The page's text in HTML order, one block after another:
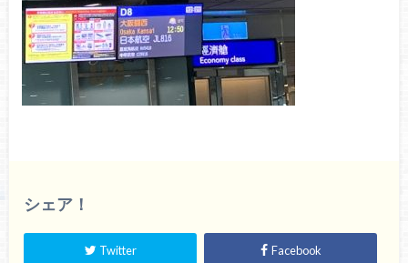
シェア！
Twitter Facebook